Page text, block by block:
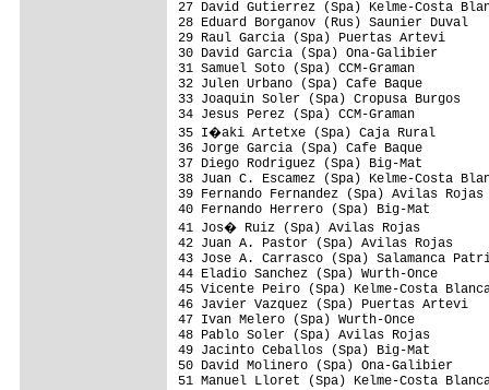
27 David Gutierrez (Spa) Kelme-Costa
28 Eduard Borganov (Rus) Saunier
29 Raul Garcia (Spa) Puertas Artevi
30 David Garcia (Spa) Ona-Galibier
31 Samuel Soto (Spa) CCM-Graman
32 Julen Urbano (Spa) Cafe Baque
33 Joaquin Soler (Spa) Cropusa
34 Jesus Perez (Spa) CCM-Graman
35 I�aki Artetxe (Spa) Caja Rural
36 Jorge Garcia (Spa) Cafe Baque
37 Diego Rodriguez (Spa) Big-Mat
38 Juan C. Escamez (Spa) Kelme-Costa
39 Fernando Fernandez (Spa) Avilas
40 Fernando Herrero (Spa) Big-Mat
41 Jos� Ruiz (Spa) Avilas Rojas
42 Juan A. Pastor (Spa) Avilas
43 Jose A. Carrasco (Spa) Salamanca
44 Eladio Sanchez (Spa) Wurth-Once
45 Vicente Peiro (Spa) Kelme-Costa
46 Javier Vazquez (Spa) Puertas
47 Ivan Melero (Spa) Wurth-Once
48 Pablo Soler (Spa) Avilas Rojas
49 Jacinto Ceballos (Spa) Big-Mat
50 David Molinero (Spa) Ona-Galibier
51 Manuel Lloret (Spa) Kelme-Costa